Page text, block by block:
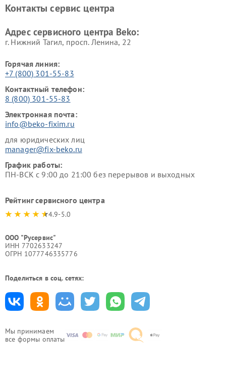
Мы принимаем
все формы оплаты
Ремонт холодильников Beko Ремонт морозильных камер
Контакты сервис центра
Адрес сервисного центра Beko:
г. Нижний Тагил, просп. Ленина, 22
Горячая линия:
+7 (800) 301-55-83
Контактный телефон:
8 (800) 301-55-83
Электронная почта:
info@beko-fixim.ru
для юридических лиц
manager@fix-beko.ru
График работы:
ПН-ВСК с 9:00 до 21:00 без перерывов и выходных
Рейтинг сервисного центра
4.9-5.0
ООО "Русервис"
ИНН 7702633247
ОГРН 1077746335776
Поделиться в соц. сетях: